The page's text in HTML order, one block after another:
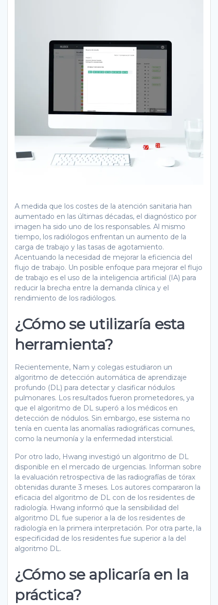
A medida que los costes de la atención sanitaria han
aumentado en las últimas décadas, el diagnóstico por
imagen ha sido uno de los responsables. Al mismo
tiempo, los radiólogos enfrentan un aumento de la
carga de trabajo y las tasas de agotamiento.
Acentuando la necesidad de mejorar la eficiencia del
flujo de trabajo. Un posible enfoque para mejorar el flujo
de trabajo es el uso de la inteligencia artificial (IA) para
reducir la brecha entre la demanda clínica y el
rendimiento de los radiólogos.
¿Cómo se utilizaría esta
herramienta?
Recientemente, Nam y colegas estudiaron un
algoritmo de detección automática de aprendizaje
profundo (DL) para detectar y clasificar nódulos
pulmonares. Los resultados fueron prometedores, ya
que el algoritmo de DL superó a los médicos en
detección de nódulos. Sin embargo, ese sistema no
tenía en cuenta las anomalías radiográficas comunes,
como la neumonía y la enfermedad intersticial.
Por otro lado, Hwang investigó un algoritmo de DL
disponible en el mercado de urgencias. Informan sobre
la evaluación retrospectiva de las radiografías de tórax
obtenidas durante 3 meses. Los autores compararon la
eficacia del algoritmo de DL con de los residentes de
radiología. Hwang informó que la sensibilidad del
algoritmo DL fue superior a la de los residentes de
radiología en la primera interpretación. Por otra parte, la
especificidad de los residentes fue superior a la del
algoritmo DL.
¿Cómo se aplicaría en la
práctica?